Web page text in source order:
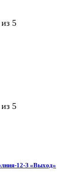
5
5
12-З «Выход»